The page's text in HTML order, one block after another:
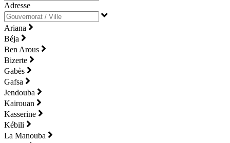
Adresse
Ariana
Béja
Ben Arous
Bizerte
Gabès
Gafsa
Jendouba
Kairouan
Kasserine
Kébili
La Manouba